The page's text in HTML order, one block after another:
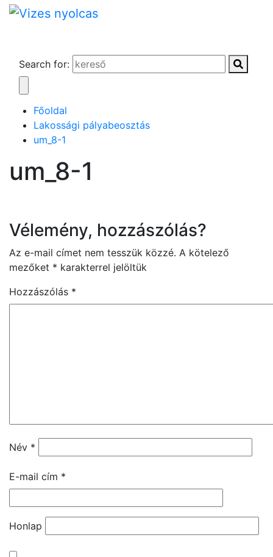
Search for:
Főoldal
Lakossági pályabeosztás
um_8-1
um_8-1
Vélemény, hozzászólás?
Az e-mail címet nem tesszük közzé. A kötelező
mezőket * karakterrel jelöltük
Hozzászólás *
Név *
E-mail cím *
Honlap